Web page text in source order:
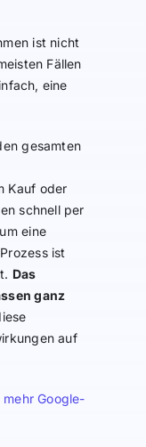
ist nicht
Fällen
eine
gesamten
Kauf oder
schnell per
eine
ist
Das
ganz
auf
Google-